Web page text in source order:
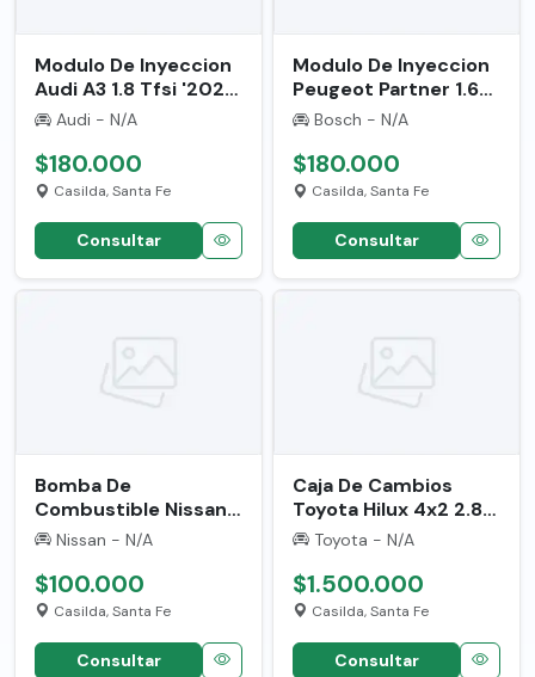
Modulo De Inyeccion
Audi A3 1.8 Tfsi '2021'
Usado 6452225
Audi - N/A
$180.000
Casilda, Santa Fe
Consultar
Modulo De Inyeccion
Peugeot Partner 1.6
'2017' Usado 3663816
Bosch - N/A
$180.000
Casilda, Santa Fe
Consultar
Bomba De
Combustible Nissan
Sentra '2022' Usada
Nissan - N/A
$100.000
Casilda, Santa Fe
Consultar
Caja De Cambios
Toyota Hilux 4x2 2.8
'2018' Usada
6859096
Toyota - N/A
$1.500.000
Casilda, Santa Fe
Consultar